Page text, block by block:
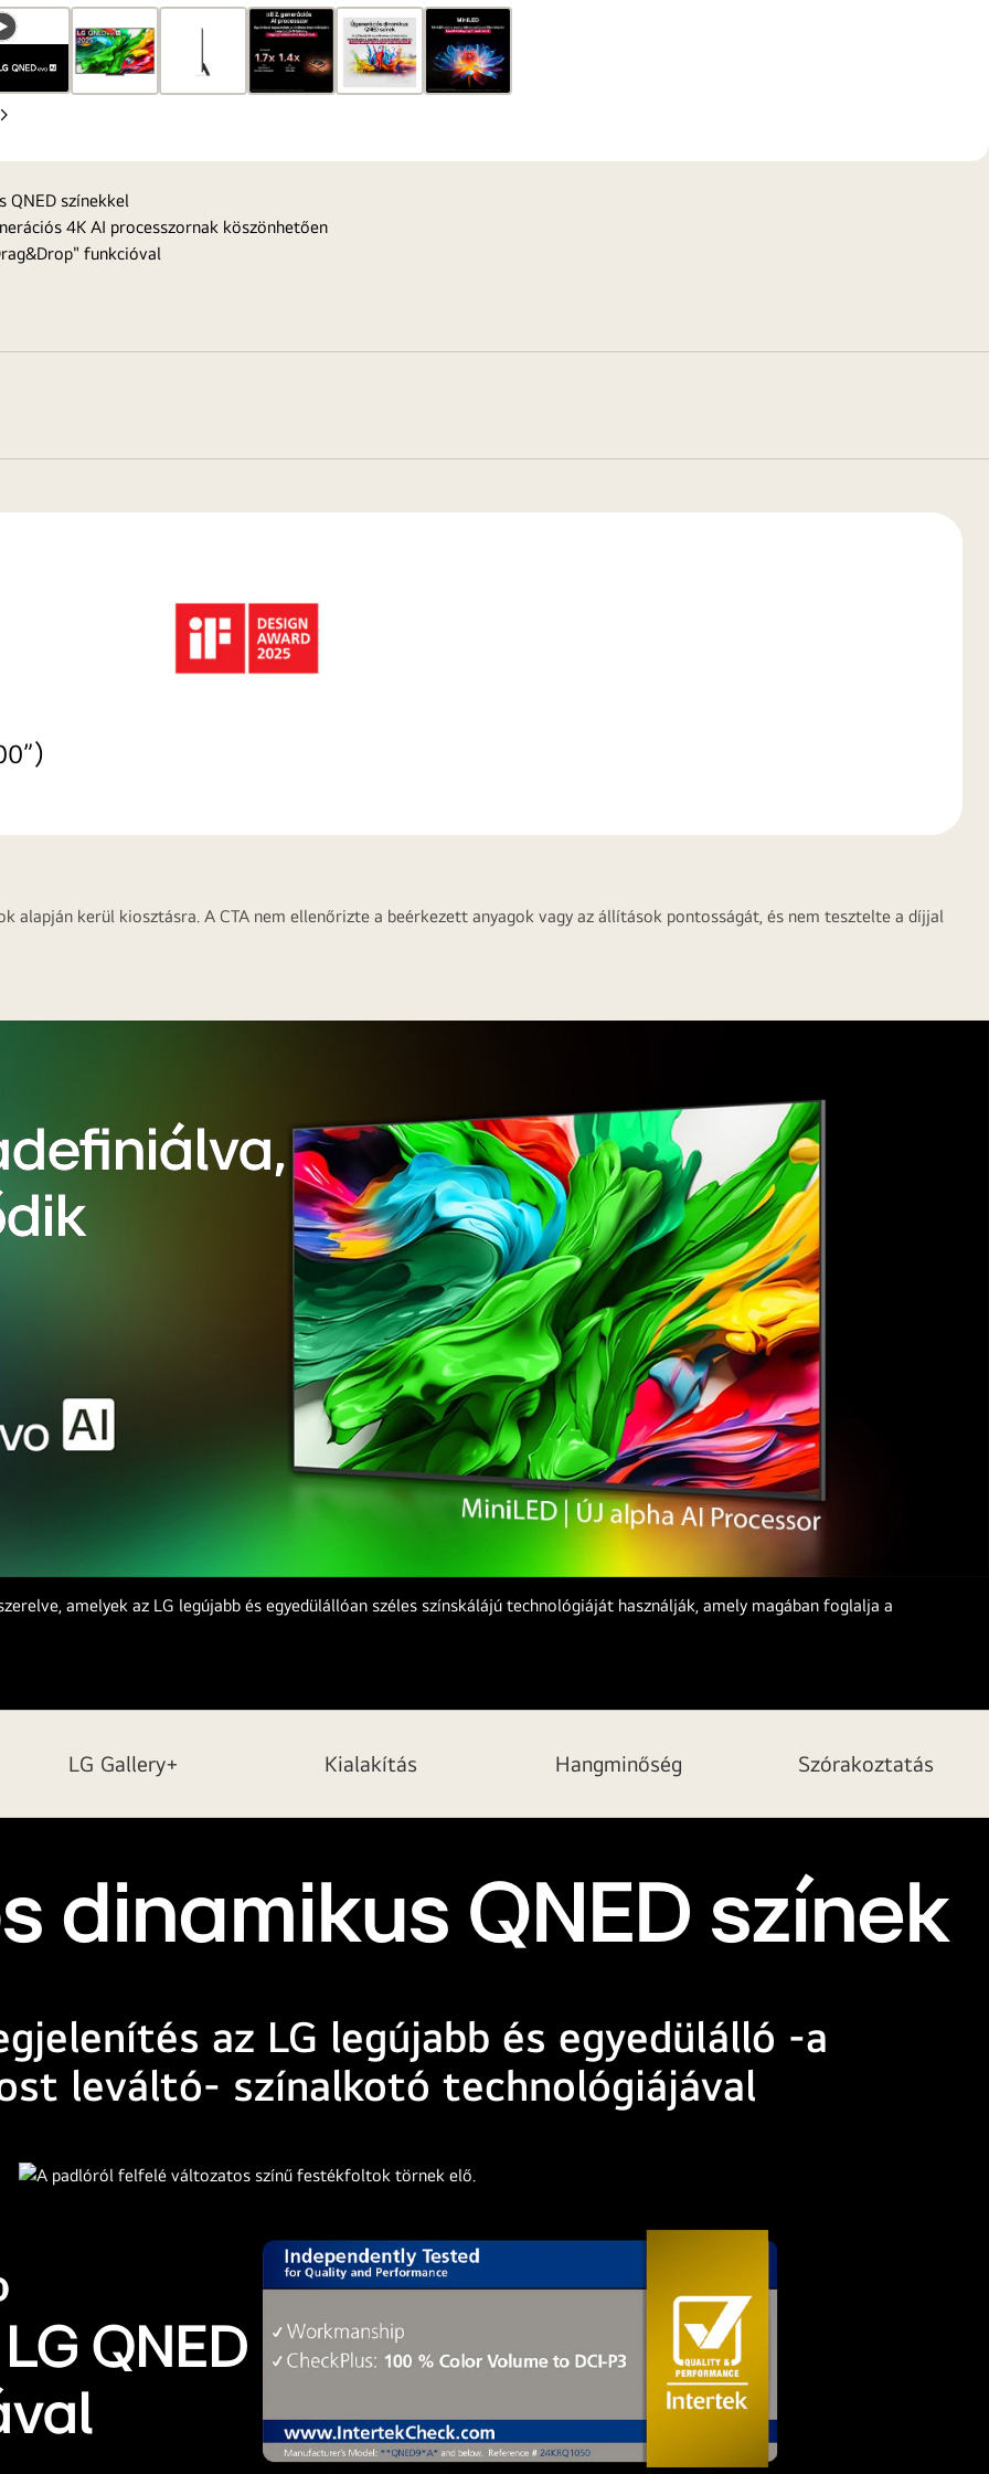
oldal
Következő
QNED színekkel
4K AI processzornak köszönhetően
funkcióval
alapján kerül kiosztásra. A CTA nem ellenőrizte a beérkezett anyagok vagy az állítások pontosságát, és nem tesztelte a díjjal
amelyek az LG legújabb és egyedülállóan széles színskálájú technológiáját használják, amely magában foglalja a
LG Gallery+ Kialakítás Hangminőség Szórakoztatás
dinamikus QNED színek
az LG legújabb és egyedülálló -a
leváltó- színalkotó technológiájával
QNED